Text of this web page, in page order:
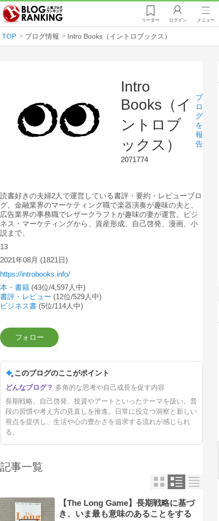
リーダー ログイン メニュー
TOP ブログ情報 Intro Books（イントロブックス）
Intro
Books（イ
ントロブ
ックス）
2071774
ブ
ロ
グ
を
報
告
読書好きの夫婦2人で運営している書評・要約・レビューブロ
グ。金融業界のマーケティング職で楽器演奏が趣味の夫と、
広告業界の事務職でレザークラフトが趣味の妻が運営。ビジ
ネス・マーケティングから、資産形成、自己啓発、漫画、小
説まで。
13
2021年08月 (1821日)
https://introbooks.info/
本・書籍 (43位/4,597人中)
書評・レビュー (12位/529人中)
ビジネス書 (5位/114人中)
このブログのここがポイント
多角的な思考や自己成長を促す内容
長期戦略、自己啓発、投資やアートといったテーマを扱い、普
段の習慣や考え方の見直しを推進。日常に役立つ洞察と新しい
視点を提供し、生活や心の豊かさを追求する流れが感じられ
る。
記事一覧
【The Long Game】長期戦略に基づ
き、いま最も意味のあることをする